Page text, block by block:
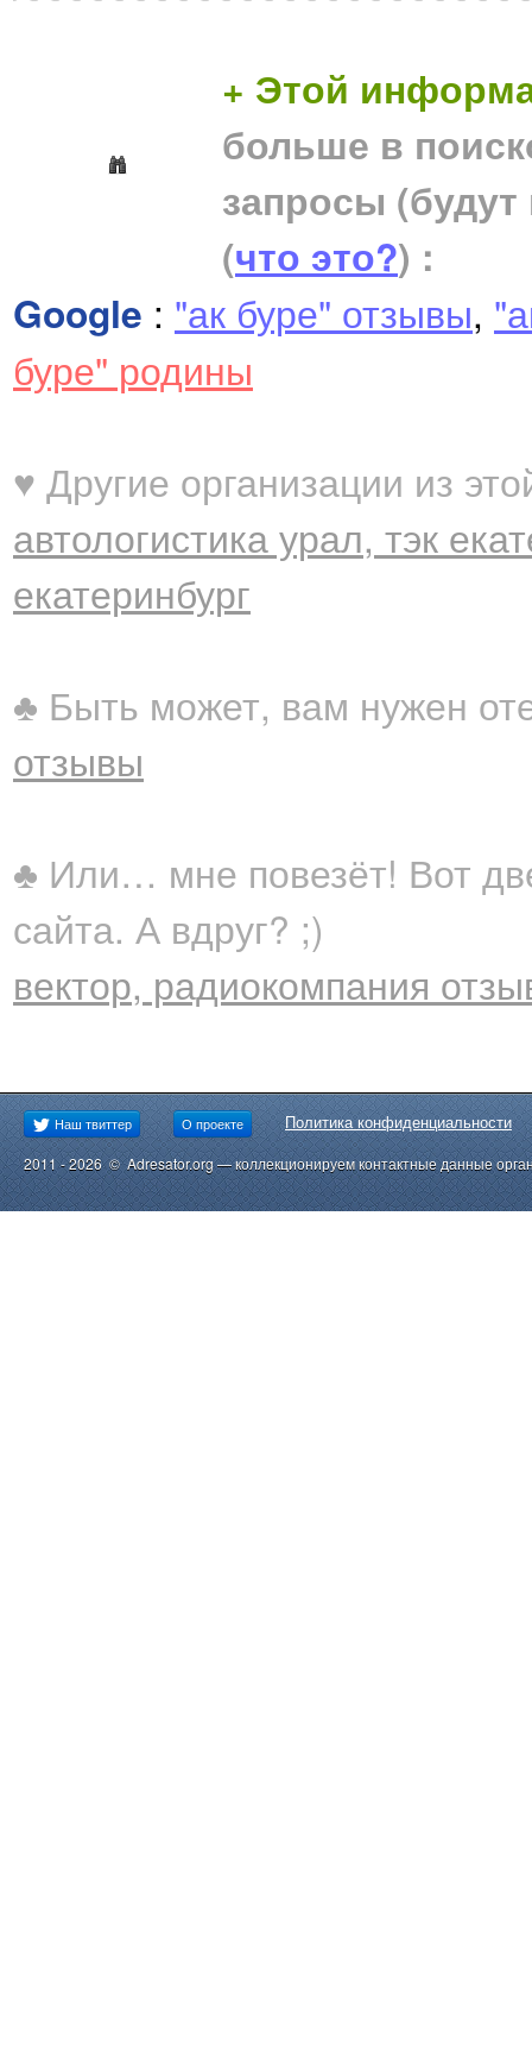
+ Этой
больше в
запросы
(что это?) :
Google : "ак буре" отзывы,
буре" родины
♥ Другие организации из
автологистика урал, тэк
екатеринбург
♣ Быть может, вам нужен
отзывы
♣ Или… мне повезёт! Вот
сайта. А вдруг? ;)
вектор, радиокомпания
Наш твиттер О проекте Политика конфиденциальности
2011 - 2026 © Adresator.org — коллекционируем контактные данные